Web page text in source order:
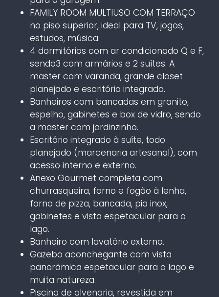
FAMILY ROOM MULTIUSO COM TERRAÇO
no piso superior, ideal para TV, jogos,
estudos, música.
4 dormitórios com ar condicionado Q e F,
sendo3 com armários e 2 suítes. A
master com varanda, grande closet
planejado e escritório integrado.
Banheiros com bancadas em granito,
espelho, gabinetes e box de vidro, sendo
a master com jardinzinho.
Escritório integrado à suíte, todo
planejado (marcenaria artesanal), com
acesso interno e externo.
Anexo Gourmet completa com
churrasqueira, forno e fogão à lenha,
forno de pizza, bancada, pia inox,
gabinetes e vista espetacular para o
lago.
Banheiro com lavatório externo.
Gazebo aconchegante com vista
panorâmica espetacular para o lago e
muita natureza.
Piscina de alvenaria, revestida em